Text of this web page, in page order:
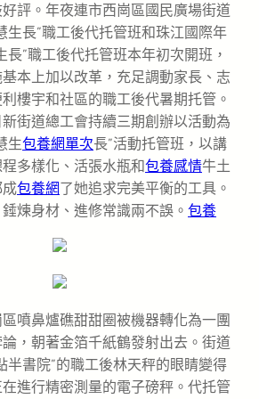
評。年夜連市西崗區國民廣場街道
生長”職工後代托管班和珠江國際年
長”職工後代托管班本年初次開班，
本上加以改革，充足調動家長、志
樓宇和社區的職工後代暑期托管。
街道總工會持續三期創辦以活動為
生包養網單次長”活動托管班，以講
多樣化、活張水瓶和包養感情牛土
包養網了她追求完美平衡的工具。
煉身材、進修常識兩不誤。 包養
噴鼻爐礁甜甜圈被機器轉化為一團
，朝著金箔千紙鶴發射出去。街道
半書院”的職工後林天秤的眼睛變得
進行精密測量的電子磅秤。代托管